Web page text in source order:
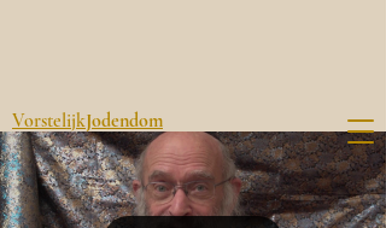
VorstelijkJodendom